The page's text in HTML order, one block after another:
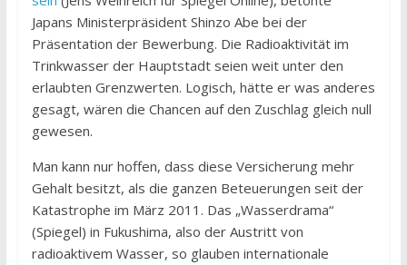
Japans Ministerpräsident Shinzo Abe bei der
Präsentation der Bewerbung. Die Radioaktivität im
Trinkwasser der Hauptstadt seien weit unter den
erlaubten Grenzwerten. Logisch, hätte er was anderes
gesagt, wären die Chancen auf den Zuschlag gleich null
gewesen.
Man kann nur hoffen, dass diese Versicherung mehr
Gehalt besitzt, als die ganzen Beteuerungen seit der
Katastrophe im März 2011. Das „Wasserdrama“
(Spiegel) in Fukushima, also der Austritt von
radioaktivem Wasser, so glauben internationale